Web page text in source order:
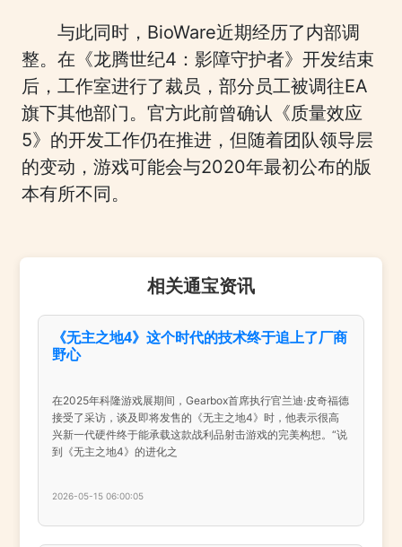
与此同时，BioWare近期经历了内部调
整。在《龙腾世纪4：影障守护者》开发结束
后，工作室进行了裁员，部分员工被调往EA
旗下其他部门。官方此前曾确认《质量效应
5》的开发工作仍在推进，但随着团队领导层
的变动，游戏可能会与2020年最初公布的版
本有所不同。
相关通宝资讯
《无主之地4》这个时代的技术终于追上了厂商
野心
在2025年科隆游戏展期间，Gearbox首席执行官兰迪·皮奇福德
接受了采访，谈及即将发售的《无主之地4》时，他表示很高
兴新一代硬件终于能承载这款战利品射击游戏的完美构想。“说
到《无主之地4》的进化之
2026-05-15 06:00:05